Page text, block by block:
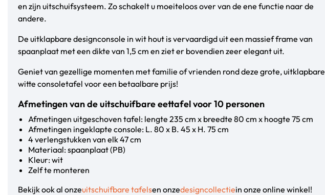
en zijn uitschuifsysteem. Zo schakelt u moeiteloos over van de ene functie naar de
andere.
De uitklapbare designconsole in wit hout is vervaardigd uit een massief frame van
spaanplaat met een dikte van 1,5 cm en ziet er bovendien zeer elegant uit.
Geniet van gezellige momenten met familie of vrienden rond deze grote, uitklapbare
witte consoletafel voor een betaalbare prijs!
Afmetingen van de uitschuifbare eettafel voor 10 personen
Afmetingen uitgeschoven tafel: lengte 235 cm x breedte 80 cm x hoogte 75 cm
Afmetingen ingeklapte console: L. 80 x B. 45 x H. 75 cm
4 verlengstukken van elk 47 cm
Materiaal: spaanplaat (PB)
Kleur: wit
Zelf te monteren
Bekijk ook al onzeuitschuifbare tafelsen onzedesigncollectiein onze online winkel!